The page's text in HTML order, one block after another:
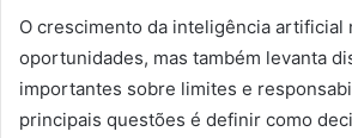
O crescimento da inteligência artificial
oportunidades, mas também levanta
importantes sobre limites e
principais questões é definir como